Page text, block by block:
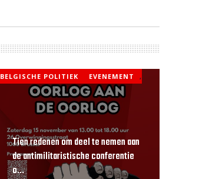
BELGISCHE POLITIEK ,
EVENEMENT
Tien redenen om deel te nemen aan
de antimilitaristische conferentie
o...